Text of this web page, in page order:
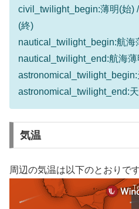
civil_twilight_begin:薄明(始)
(終)
nautical_twilight_begin:航海
nautical_twilight_end:航海薄
astronomical_twilight_end:
気温
周辺の気温は以下のとおりです